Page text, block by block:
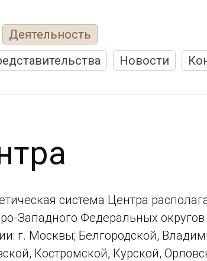
Деятельность
Новости
система Центра
Западного Федеральных округов
г. Москвы; Белгородской,
Костромской, Курской,